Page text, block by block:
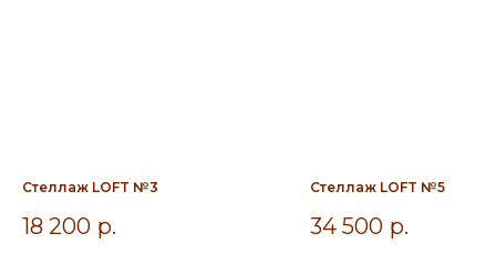
Стеллаж LOFT №3
18 200 р.
Стеллаж LOFT №5
34 500 р.